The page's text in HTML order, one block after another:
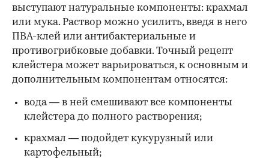
выступают натуральные компоненты: крахмал
или мука. Раствор можно усилить, введя в него
ПВА-клей или антибактериальные и
противогрибковые добавки. Точный рецепт
клейстера может варьироваться, к основным и
дополнительным компонентам относятся:
вода — в ней смешивают все компоненты
клейстера до полного растворения;
крахмал — подойдет кукурузный или
картофельный;